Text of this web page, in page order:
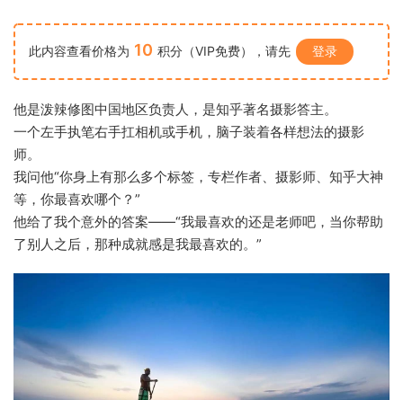
此内容查看价格为 10 积分（VIP免费），请先 登录
他是泼辣修图中国地区负责人，是知乎著名摄影答主。
一个左手执笔右手扛相机或手机，脑子装着各样想法的摄影
师。
我问他“你身上有那么多个标签，专栏作者、摄影师、知乎大神
等，你最喜欢哪个？”
他给了我个意外的答案——“我最喜欢的还是老师吧，当你帮助
了别人之后，那种成就感是我最喜欢的。”